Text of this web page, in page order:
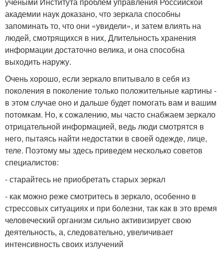
академии наук доказано, что зеркала способны
запоминать то, что они «увидели», и затем влиять на
людей, смотрящихся в них, Длительность хранения
информации достаточно велика, и она способна
выходить наружу.
Очень хорошо, если зеркало впитывало в себя из
поколения в поколение только положительные картины -
в этом случае оно и дальше будет помогать вам и вашим
потомкам. Но, к сожалению, мы часто снабжаем зеркало
отрицательной информацией, ведь люди смотрятся в
него, пытаясь найти недостатки в своей одежде, лице,
теле. Поэтому мы здесь приведем несколько советов
специалистов:
- старайтесь не приобретать старых зеркал
- как можно реже смотритесь в зеркало, особенно в
стрессовых ситуациях и при болезни, так как в это время
человеческий организм сильно активизирует свою
деятельность, а, следовательно, увеличивает
интенсивность своих излучений